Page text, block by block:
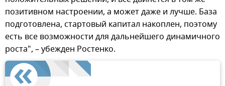
позитивном настроении, а может даже и лучше. База
подготовлена, стартовый капитал накоплен, поэтому
есть все возможности для дальнейшего динамичного
роста", – убежден Ростенко.